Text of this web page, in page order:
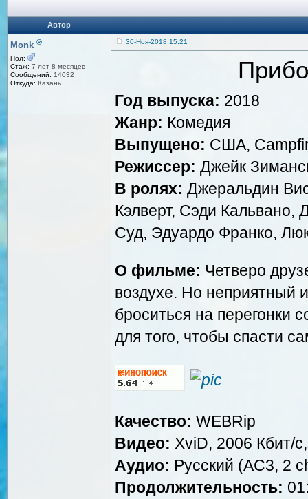
Автор
Monk ®
Пол:
Стаж: 7 лет 8 месяцев
Сообщений: 14032
Откуда: Казань
30-Ноя-2018 15:21
Год выпуска: 2018
Жанр: Комедия
Выпущено: США,
Режиссер: Джейк
В ролях: Джеральдин
Кэлверт, Сэди Кальвано,
Суд, Эдуардо Франко,
О фильме: Четверо
воздухе. Но неприятный
броситься на перегонки
для того, чтобы спасти
Качество: WEBRip
Видео: XviD, 2006 Кбит/
Аудио: Русский (AC3, 2
Продолжительность: